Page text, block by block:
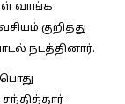
வாங்க
குறித்து
நடத்தினார்.